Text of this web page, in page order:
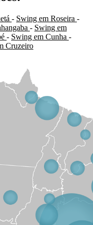
- Swing em Roseira -
- Swing em
- Swing em Cunha -
Cruzeiro